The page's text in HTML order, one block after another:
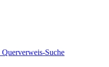
Querverweis-Suche